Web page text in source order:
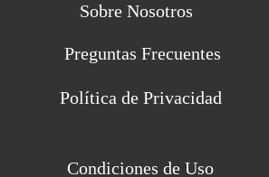
Sobre Nosotros
Preguntas Frecuentes
Política de Privacidad
Condiciones de Uso